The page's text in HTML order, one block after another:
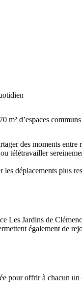
m² d’espaces
des moments entre
télétravailler
déplacements plus
Les Jardins de
également de
pour offrir à chacun